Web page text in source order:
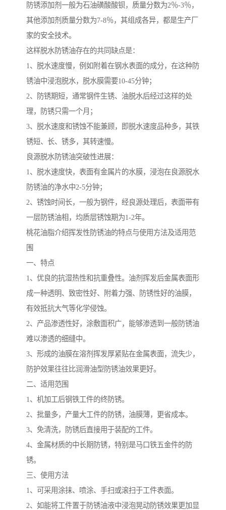
防锈添加剂一般为石油磺酸酸钡，质量分数为2％-3％，
其他添加剂质量分数为7-8％，其组成各异，都是生产厂
家的安全技术。
这样脱水防锈油存在的共同缺点是：
1、脱水速度慢，例如附着在钢水表面的成分，在这种防
锈油中浸泡脱水，脱水膜需要10-45分钟；
2、防锈期短，通常钢件生锈、油脱水后经过这样的处
理，防锈只需一个月；
3、脱水速度和锈蚀不能兼顾，即脱水速度品种多，其铁
锈短、长、锈多，其转速慢。
良源脱水防锈油突破性进展：
1、脱水速度快，表面有金属片的水膜，浸泡在良源脱水
防锈油的净水中2-5分钟；
2、锈蚀时间长，一般为钢件，经良源处理后，表面带有
一层防锈油相，均质层锈蚀期为1-2年。
桃花油脂介绍挥发性防锈油的特点与使用方法及适用范
围
一、特点
1、优良的抗湿热性和抗重叠性。油剂挥发后金属表面形
成一种透明、致密性好、附着力强、防锈性好的油膜，
有效抵抗大气等化学侵蚀。
2、产品渗透性好，涂敷面积广，能够渗透到一般防锈油
难以渗透的细缝中。
3、形成的油膜在溶剂挥发厚紧贴在金属表面，流失少，
防护效果往往比润滑油型防锈油效果更好。
二、适用范围
1、机加工后钢铁工件的终防锈。
2、批量多，产量大工件的防锈，油膜薄，更省成本。
3、免清洗，防锈后直接用于装配的工件。
4、金属材质的中长期防锈，特别是马口铁五金件的防
锈。
三、使用方法
1、可采用涂抹、喷涂、手扫或滚扫于工件表面。
2、如能将工件置于防锈油液中浸泡晃动防锈效果更加显